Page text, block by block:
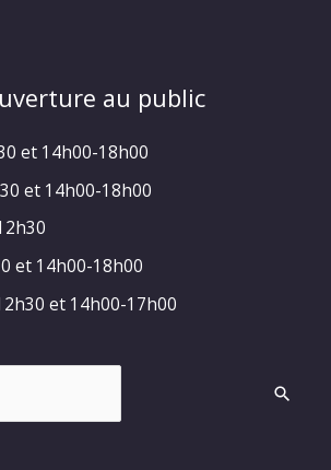
au public
et 14h00-18h00
et 14h00-18h00
et 14h00-18h00
et 14h00-17h00